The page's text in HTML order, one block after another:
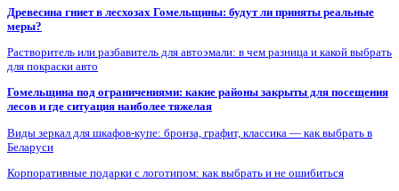
Древесина гниет в лесхозах Гомельщины: будут ли приняты реальные
меры?
Растворитель или разбавитель для автоэмали: в чем разница и какой выбрать
для покраски авто
Гомельщина под ограничениями: какие районы закрыты для посещения
лесов и где ситуация наиболее тяжелая
Виды зеркал для шкафов-купе: бронза, графит, классика — как выбрать в
Беларуси
Корпоративные подарки с логотипом: как выбрать и не ошибиться